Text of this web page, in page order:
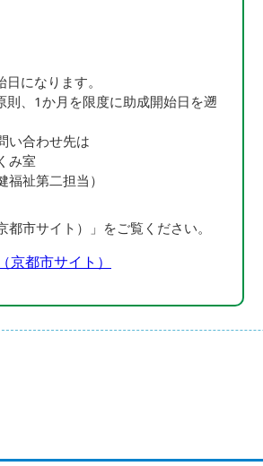
になります。
、1か月を限度に助成開始日を遡
い合わせ先は
み室
福祉第二担当）
市サイト）」をご覧ください。
都市サイト）